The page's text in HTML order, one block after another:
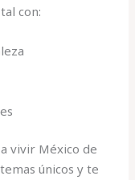
con:
vivir México de
únicos y te